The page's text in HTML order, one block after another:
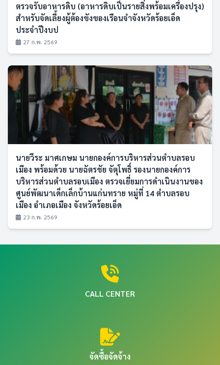
ตรวจรับอาหารดิบ (อาหารดิบเป็นรายสิ่งพร้อมเครื่องปรุง)
สำหรับจัดเลี้ยงผู้ต้องขังของเรือนจำจังหวัดร้อยเอ็ด
ประจำปีงบป
27 ก.พ. 2569
นายวีระ มาศเกษม นายกองค์การบริหารส่วนตำบลรอบ
เมือง พร้อมด้วย นายฉัตรชัย จัตุโพธิ์ รองนายกองค์การ
บริหารส่วนตำบลรอบเมือง ตรวจเยี่ยมการดำเนินงานของ
ศูนย์พัฒนาเด็กเล็กบ้านแก่นทราย หมู่ที่ 14 ตำบลรอบ
เมือง อำเภอเมือง จังหวัดร้อยเอ็ด
23 ก.พ. 2569
CALL CENTER
จัดซื้อจัดจ้าง